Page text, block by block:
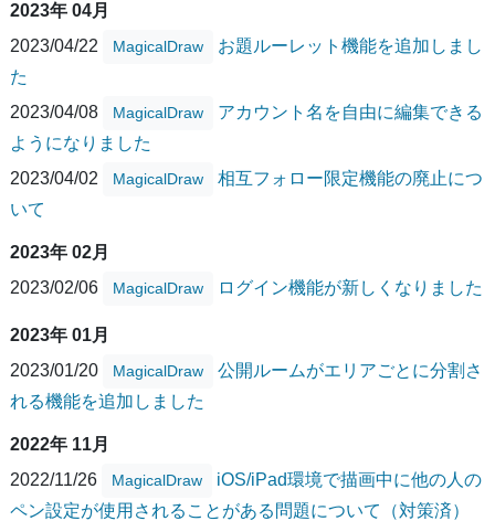
2023年 04月
2023/04/22
MagicalDraw
お題ルーレット機能を追加しまし
た
2023/04/08
MagicalDraw
アカウント名を自由に編集できる
ようになりました
2023/04/02
MagicalDraw
相互フォロー限定機能の廃止につ
いて
2023年 02月
2023/02/06
MagicalDraw ログイン機能が新しくなりました
2023年 01月
2023/01/20
MagicalDraw
公開ルームがエリアごとに分割さ
れる機能を追加しました
2022年 11月
2022/11/26
MagicalDraw
iOS/iPad環境で描画中に他の人の
ペン設定が使用されることがある問題について（対策済）